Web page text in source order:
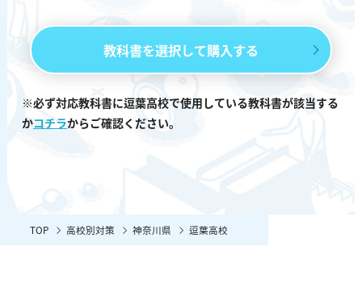
教科書を選択して購入する
※必ず対応教科書に逗葉高校で使用している教科書が該当する
かコチラからご確認ください。
TOP 高校別対策 神奈川県 逗葉高校